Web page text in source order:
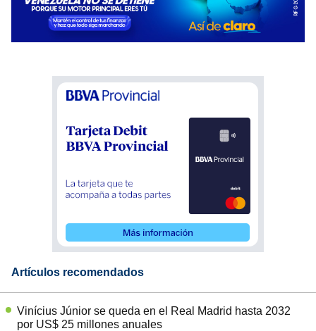
Artículos recomendados
Vinícius Júnior se queda en el Real Madrid hasta 2032
por US$ 25 millones anuales